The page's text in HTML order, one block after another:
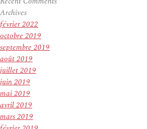
Archives
février 2022
octobre 2019
septembre 2019
août 2019
juillet 2019
juin 2019
mai 2019
avril 2019
mars 2019